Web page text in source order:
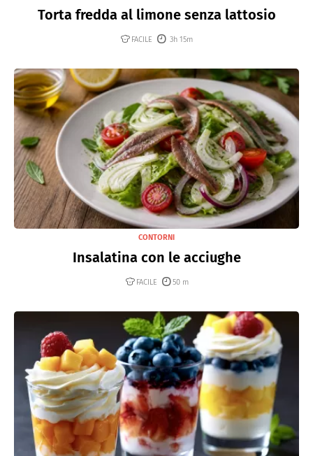
Torta fredda al limone senza lattosio
FACILE 3h 15m
CONTORNI
Insalatina con le acciughe
FACILE 50 m